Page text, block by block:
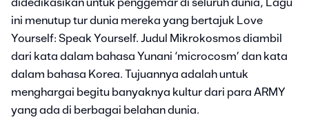
didedikasikan untuk penggemar di seluruh dunia, Lagu
ini menutup tur dunia mereka yang bertajuk Love
Yourself: Speak Yourself. Judul Mikrokosmos diambil
dari kata dalam bahasa Yunani ‘microcosm’ dan kata
dalam bahasa Korea. Tujuannya adalah untuk
menghargai begitu banyaknya kultur dari para ARMY
yang ada di berbagai belahan dunia.